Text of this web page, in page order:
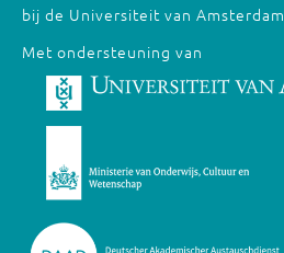
bij de Universiteit van Amsterdam
Met ondersteuning van